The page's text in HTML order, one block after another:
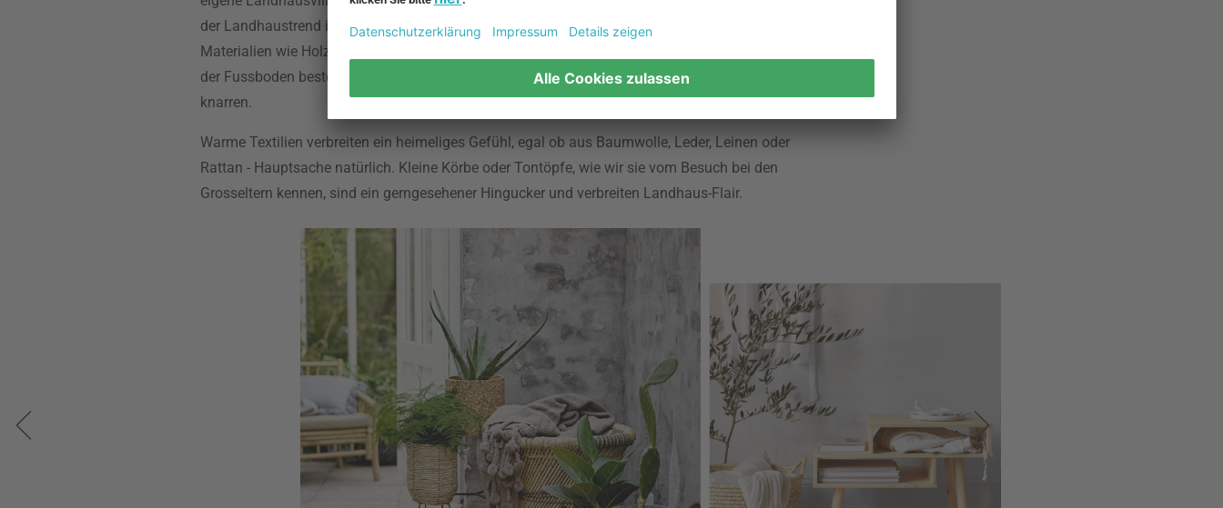
der Landhaustrend immer mehr Einzug in die städtischen Wohnungen. Er setzt auf natürliche
Materialien wie Holz, Stein oder Ton. Die Wände werden mit Holzverkleidungen verziert und
der Fussboden besteht aus alt aussehenden Holzdielen, die im besten Fall beim Betreten urig
knarren.
Warme Textilien verbreiten ein heimeliges Gefühl, egal ob aus Baumwolle, Leder, Leinen oder
Rattan - Hauptsache natürlich. Kleine Körbe oder Tontöpfe, wie wir sie vom Besuch bei den
Grosseltern kennen, sind ein gerngesehener Hingucker und verbreiten Landhaus-Flair.